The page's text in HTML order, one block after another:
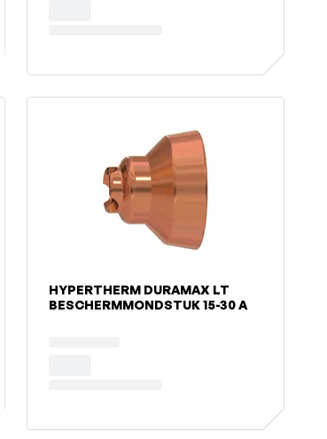
HYPERTHERM DURAMAX LT
BESCHERMMONDSTUK 15-30 A